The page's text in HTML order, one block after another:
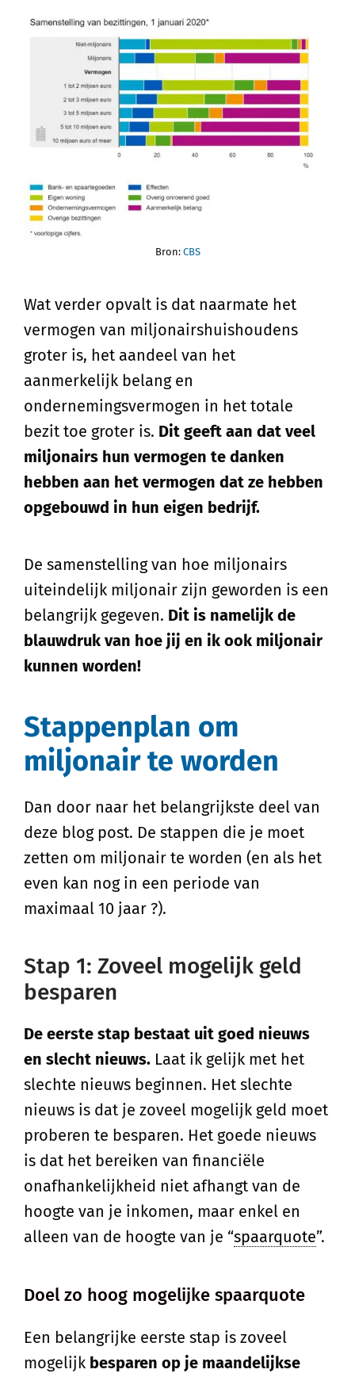
Bron: CBS
Wat verder opvalt is dat naarmate het
vermogen van miljonairshuishoudens
groter is, het aandeel van het
aanmerkelijk belang en
ondernemingsvermogen in het totale
bezit toe groter is. Dit geeft aan dat veel
miljonairs hun vermogen te danken
hebben aan het vermogen dat ze hebben
opgebouwd in hun eigen bedrijf.
De samenstelling van hoe miljonairs
uiteindelijk miljonair zijn geworden is een
belangrijk gegeven. Dit is namelijk de
blauwdruk van hoe jij en ik ook miljonair
kunnen worden!
Stappenplan om
miljonair te worden
Dan door naar het belangrijkste deel van
deze blog post. De stappen die je moet
zetten om miljonair te worden (en als het
even kan nog in een periode van
maximaal 10 jaar ?).
Stap 1: Zoveel mogelijk geld
besparen
De eerste stap bestaat uit goed nieuws
en slecht nieuws. Laat ik gelijk met het
slechte nieuws beginnen. Het slechte
nieuws is dat je zoveel mogelijk geld moet
proberen te besparen. Het goede nieuws
is dat het bereiken van financiële
onafhankelijkheid niet afhangt van de
hoogte van je inkomen, maar enkel en
alleen van de hoogte van je “spaarquote”.
Doel zo hoog mogelijke spaarquote
Een belangrijke eerste stap is zoveel
mogelijk besparen op je maandelijkse